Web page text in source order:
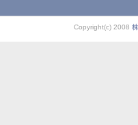
Copyright(c) 2008